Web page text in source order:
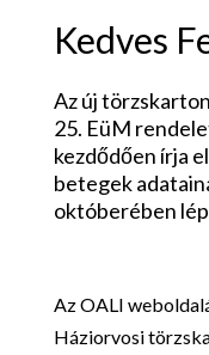
Kedves
Az új
25. EüM
kezdődően írja
betegek
októberében
Az OALI
Háziorvosi